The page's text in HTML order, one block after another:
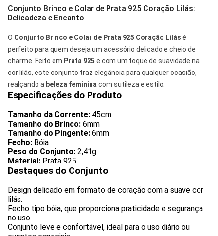
Conjunto Brinco e Colar de Prata 925 Coração Lilás:
Delicadeza e Encanto
O Conjunto Brinco e Colar de Prata 925 Coração Lilás é
perfeito para quem deseja um acessório delicado e cheio de
charme. Feito em Prata 925 e com um toque de suavidade na
cor lilás, este conjunto traz elegância para qualquer ocasião,
realçando a beleza feminina com sutileza e estilo.
Especificações do Produto
Tamanho da Corrente: 45cm
Tamanho do Brinco: 6mm
Tamanho do Pingente: 6mm
Fecho: Bóia
Peso do Conjunto: 2,41g
Material: Prata 925
Destaques do Conjunto
Design delicado em formato de coração com a suave cor
lilás.
Fecho tipo bóia, que proporciona praticidade e segurança
no uso.
Conjunto leve e confortável, ideal para o uso diário ou